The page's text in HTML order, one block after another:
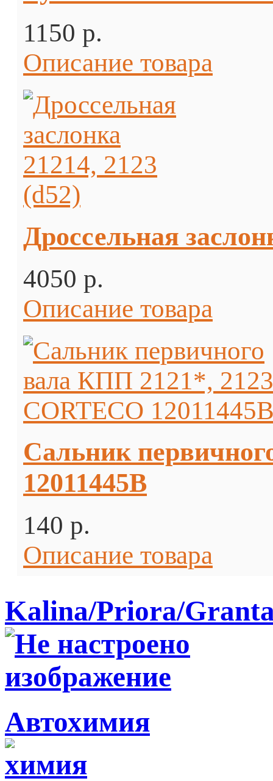
1150 p.
Описание товара
Дроссельная
4050 p.
Описание товара
Сальник
12011445B
140 p.
Описание товара
Kalina/Priora/
Автохимия